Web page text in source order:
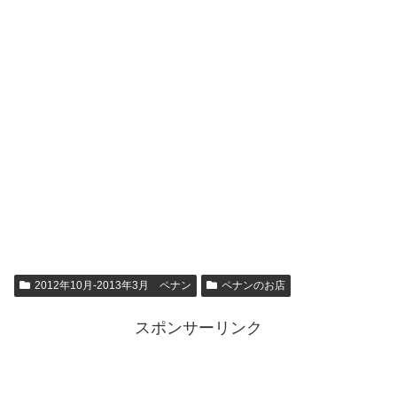
2012年10月-2013年3月 ペナン ペナンのお店
スポンサーリンク